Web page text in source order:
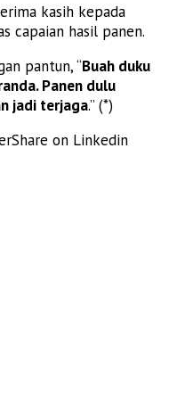
kasih kepada
capaian hasil panen.
pantun, “Buah duku
Panen dulu
jadi terjaga.” (*)
Share on Linkedin